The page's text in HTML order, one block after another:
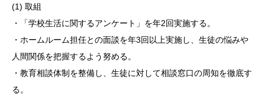
(1) 取組
・「学校生活に関するアンケート」を年2回実施する。
・ホームルーム担任との面談を年3回以上実施し、生徒の悩みや
人間関係を把握するよう努める。
・教育相談体制を整備し、生徒に対して相談窓口の周知を徹底す
る。